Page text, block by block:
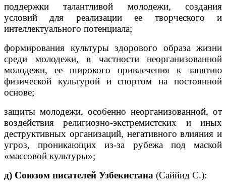
поддержки талантливой молодежи, создания
условий для реализации ее творческого и
интеллектуального потенциала;
формирования культуры здорового образа жизни
среди молодежи, в частности неорганизованной
молодежи, ее широкого привлечения к занятию
физической культурой и спортом на постоянной
основе;
защиты молодежи, особенно неорганизованной, от
воздействия религиозно-экстремистских и иных
деструктивных организаций, негативного влияния и
угроз, проникающих из-за рубежа под маской
«массовой культуры»;
д) Союзом писателей Узбекистана (Саййид С.):